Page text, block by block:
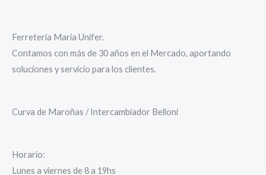
Ferretería Maria Unifer.
Contamos con más de 30 años en el Mercado, aportando
soluciones y servicio para los clientes.
Curva de Maroñas / Intercambiador Belloni
Horario:
Lunes a viernes de 8 a 19hs